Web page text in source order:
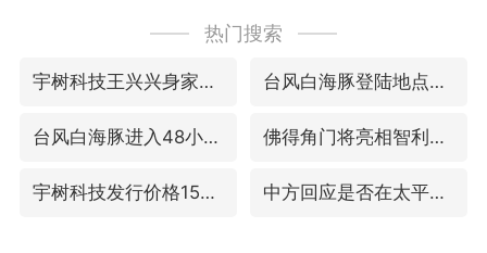
热门搜索
宇树科技王兴兴身家有望超200亿元 台风白海豚登陆地点更新
台风白海豚进入48小时警戒线 佛得角门将亮相智利俱乐部主场
宇树科技发行价格150.80元/股 中方回应是否在太平洋海底开采稀土